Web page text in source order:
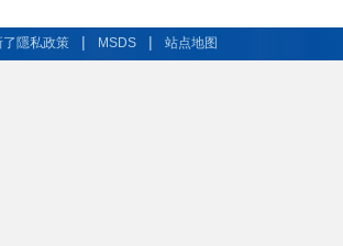
了隱私政策 | MSDS | 站点地图